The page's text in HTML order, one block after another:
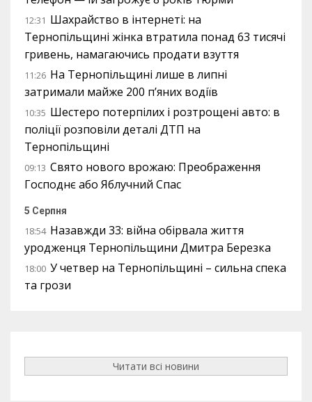
12:31 Шахрайство в інтернеті: на
Тернопільщині жінка втратила понад 63 тисячі
гривень, намагаючись продати взуття
11:26 На Тернопільщині лише в липні
затримали майже 200 п’яних водіїв
10:35 Шестеро потерпілих і розтрощені авто: в
поліції розповіли деталі ДТП на
Тернопільщині
09:13 Свято нового врожаю: Преображення
Господнє або Яблучний Спас
5 Серпня
18:54 Назавжди 33: війна обірвала життя
уродженця Тернопільщини Дмитра Березка
18:00 У четвер на Тернопільщині – сильна спека
та грози
Читати всі новини